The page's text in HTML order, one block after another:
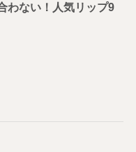
わない！人気リップ9